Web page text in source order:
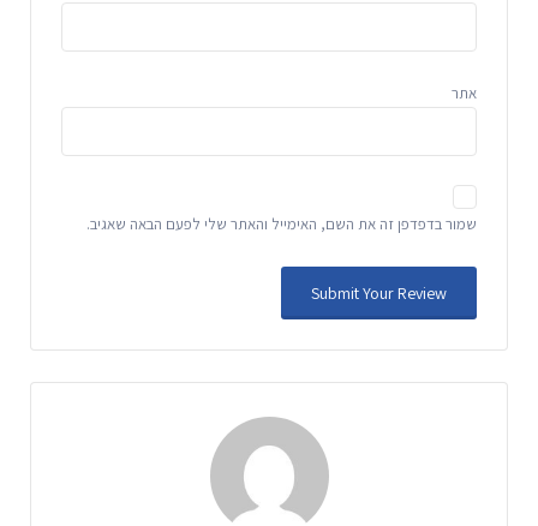
אתר
שמור בדפדפן זה את השם, האימייל והאתר שלי לפעם הבאה שאגיב.